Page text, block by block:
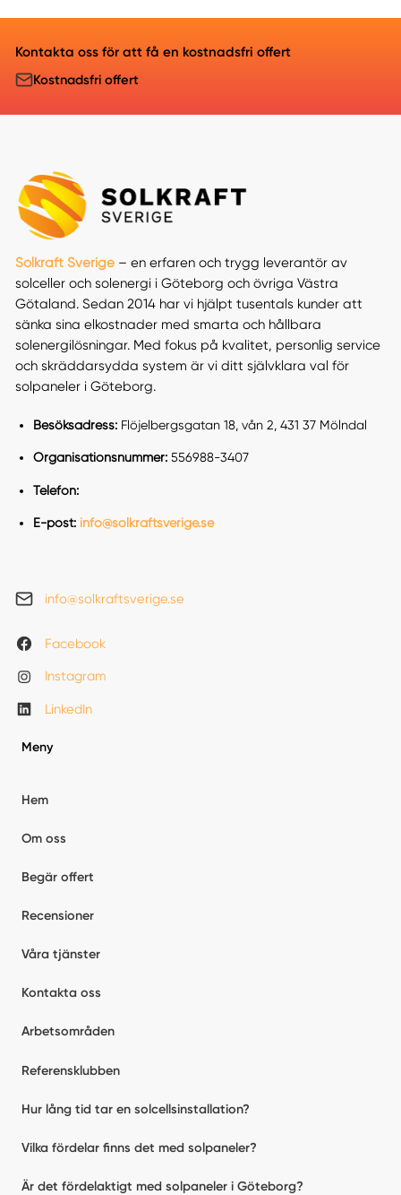
Kontakta oss för att få en kostnadsfri offert
Kostnadsfri offert
Solkraft Sverige– en erfaren och trygg leverantör av
solceller och solenergi i Göteborg och övriga Västra
Götaland. Sedan 2014 har vi hjälpt tusentals kunder att
sänka sina elkostnader med smarta och hållbara
solenergilösningar. Med fokus på kvalitet, personlig service
och skräddarsydda system är vi ditt självklara val för
solpaneler i Göteborg.
Besöksadress: Flöjelbergsgatan 18, vån 2, 431 37 Mölndal
Organisationsnummer: 556988-3407
Telefon:
E-post: info@solkraftsverige.se
info@solkraftsverige.se
Facebook
Instagram
LinkedIn
Meny
Hem
Om oss
Begär offert
Recensioner
Våra tjänster
Kontakta oss
Arbetsområden
Referensklubben
Hur lång tid tar en solcellsinstallation?
Vilka fördelar finns det med solpaneler?
Är det fördelaktigt med solpaneler i Göteborg?